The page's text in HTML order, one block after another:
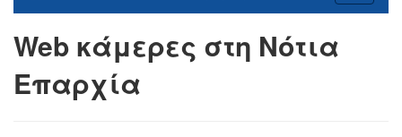
Web κάμερες στη Νότια
Επαρχία